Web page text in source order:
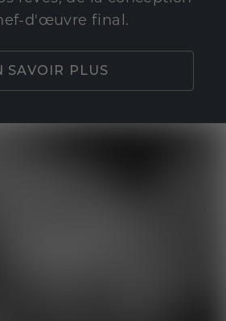
d'œuvre final.
SAVOIR PLUS